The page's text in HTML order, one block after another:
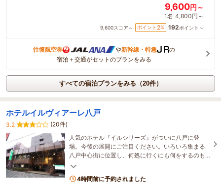
9,600円～
1名 4,800円～
9,600スコア～ ポイント 2% 192ポイント～
往復航空券 や新幹線・特急
の
宿泊＋交通がセットのプランをみる
すべての宿泊プランをみる（20件）
ホテルイルヴィアーレ八戸
3.2
(20件)
人気のホテル『イルシリーズ』がついに八戸に登
場。今後の展開にご注目ください。いろいろ集まる
八戸中心街に位置し、何処に行くにも何をするのも
大変便利。インターネット接続も無料！
4時間前に予約されました